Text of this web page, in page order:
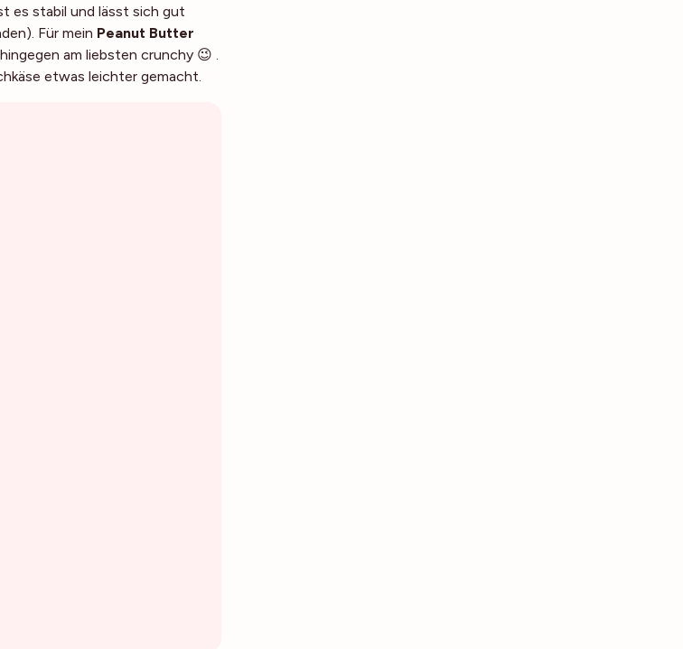
es stabil und lässt sich gut
Für mein Peanut Butter
am liebsten crunchy 😉 .
etwas leichter gemacht.